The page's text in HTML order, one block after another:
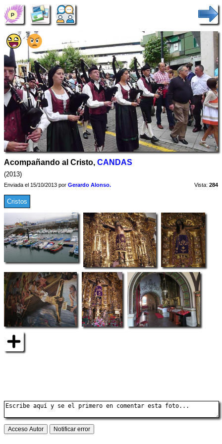
Acompañando al Cristo, CANDAS
(2013)
Enviada el 15/10/2013 por Gerardo Alonso. Vista: 284
Cristos